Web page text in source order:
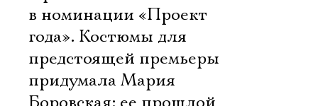
в номинации «Проект
года». Костюмы для
предстоящей премьеры
придумала Мария